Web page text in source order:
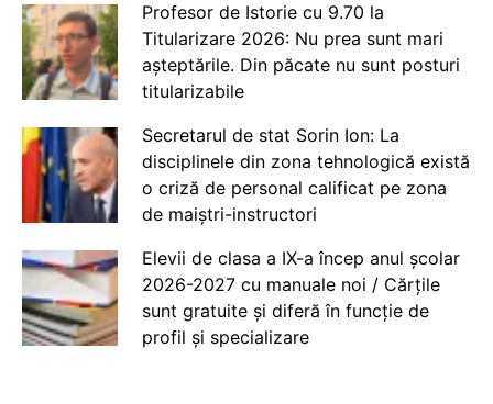
Profesor de Istorie cu 9.70 la
Titularizare 2026: Nu prea sunt mari
așteptările. Din păcate nu sunt posturi
titularizabile
Secretarul de stat Sorin Ion: La
disciplinele din zona tehnologică există
o criză de personal calificat pe zona
de maiștri-instructori
Elevii de clasa a IX-a încep anul școlar
2026-2027 cu manuale noi / Cărțile
sunt gratuite și diferă în funcție de
profil și specializare